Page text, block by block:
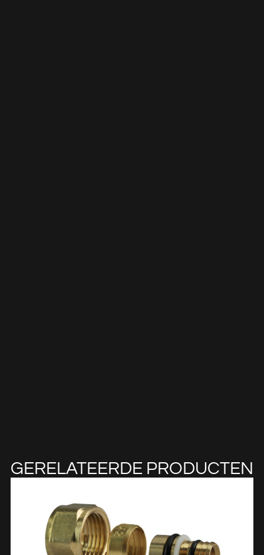
GERELATEERDE PRODUCTEN